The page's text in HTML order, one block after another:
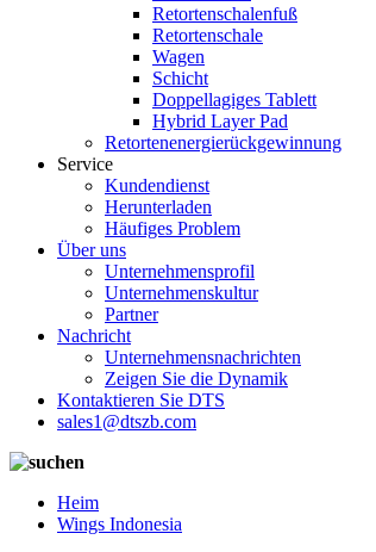
Retortenschalenfuß
Retortenschale
Wagen
Schicht
Doppellagiges Tablett
Hybrid Layer Pad
Retortenenergierückgewinnung
Service
Kundendienst
Herunterladen
Häufiges Problem
Über uns
Unternehmensprofil
Unternehmenskultur
Partner
Nachricht
Unternehmensnachrichten
Zeigen Sie die Dynamik
Kontaktieren Sie DTS
sales1@dtszb.com
Heim
Wings Indonesia